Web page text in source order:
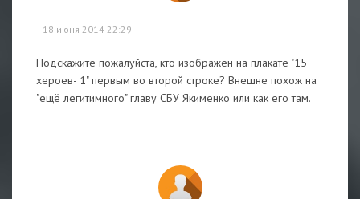
18 июня 2014 22:29
Подскажите пожалуйста, кто изображен на плакате "15
хероев- 1" первым во второй строке? Внешне похож на
"ещё легитимного" главу СБУ Якименко или как его там.